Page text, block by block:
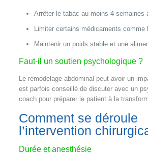
Arrêter le tabac au moins 4 semaines
Limiter certains médicaments comme
Maintenir un poids stable et une
Faut-il un soutien psychologique ?
Le remodelage abdominal peut avoir un
est parfois conseillé de discuter avec un
coach pour préparer le patient à la
Comment se déroule
l’intervention
Durée et anesthésie